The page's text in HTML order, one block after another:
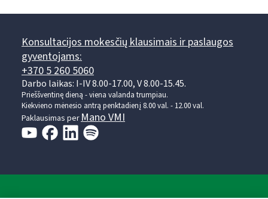
Konsultacijos mokesčių klausimais ir paslaugos
gyventojams:
+370 5 260 5060
Darbo laikas: I-IV 8.00-17.00, V 8.00-15.45.
Prieššventinę dieną - viena valanda trumpiau.
Kiekvieno mėnesio antrą penktadienį 8.00 val. - 12.00 val.
Paklausimas per Mano VMI